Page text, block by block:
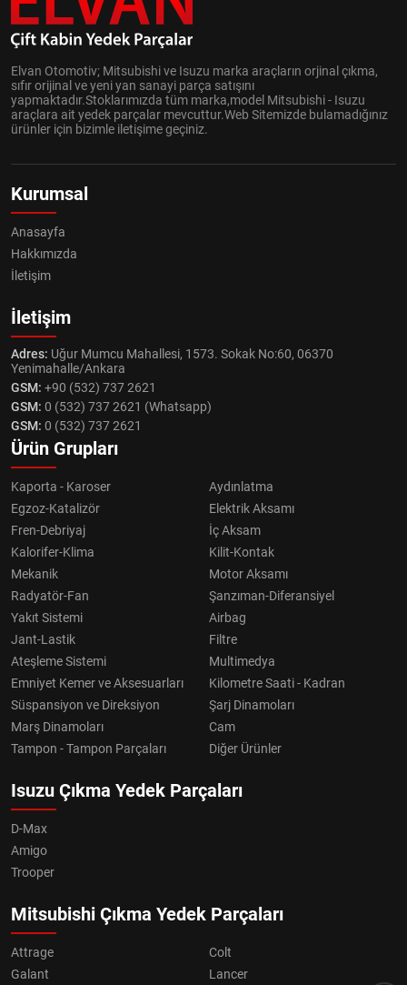
Elvan Otomotiv; Mitsubishi ve Isuzu marka araçların orjinal çıkma,
sıfır orijinal ve yeni yan sanayi parça satışını
yapmaktadır.Stoklarımızda tüm marka,model Mitsubishi - Isuzu
araçlara ait yedek parçalar mevcuttur.Web Sitemizde bulamadığınız
ürünler için bizimle iletişime geçiniz.
Kurumsal
Anasayfa
Hakkımızda
İletişim
İletişim
Adres: Uğur Mumcu Mahallesi, 1573. Sokak No:60, 06370
Yenimahalle/Ankara
GSM: +90 (532) 737 2621
GSM: 0 (532) 737 2621 (Whatsapp)
GSM: 0 (532) 737 2621
Ürün Grupları
Kaporta - Karoser
Aydınlatma
Egzoz-Katalizör
Elektrik Aksamı
Fren-Debriyaj
İç Aksam
Kalorifer-Klima
Kilit-Kontak
Mekanik
Motor Aksamı
Radyatör-Fan
Şanzıman-Diferansiyel
Yakıt Sistemi
Airbag
Jant-Lastik
Filtre
Ateşleme Sistemi
Multimedya
Emniyet Kemer ve Aksesuarları
Kilometre Saati - Kadran
Süspansiyon ve Direksiyon
Şarj Dinamoları
Marş Dinamoları
Cam
Tampon - Tampon Parçaları
Diğer Ürünler
Isuzu Çıkma Yedek Parçaları
D-Max
Amigo
Trooper
Mitsubishi Çıkma Yedek Parçaları
Attrage
Colt
Galant
Lancer